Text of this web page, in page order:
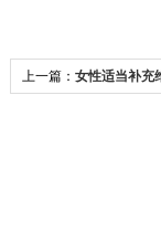
上一篇： 女性适当补充